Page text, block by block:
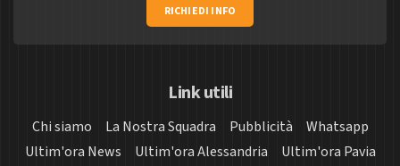
RICHIEDI INFO
Link utili
Chi siamo La Nostra Squadra Pubblicità
Whatsapp
Ultim'ora News
Ultim'ora Alessandria
Ultim'ora Pavia